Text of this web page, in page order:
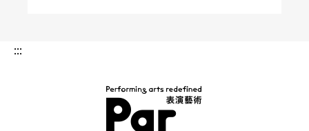
:::